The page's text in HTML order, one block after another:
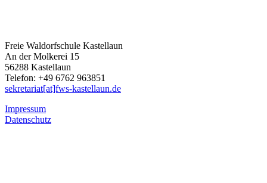
Freie Waldorfschule Kastellaun
An der Molkerei 15
56288 Kastellaun
Telefon: +49 6762 963851
sekretariat[at]fws-kastellaun.de
Impressum
Datenschutz